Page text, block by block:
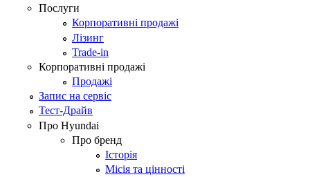
Послуги
Корпоративні продажі
Лізинг
Trade-in
Корпоративні продажі
Продажі
Запис на сервіс
Тест-Драйв
Про Hyundai
Про бренд
Історія
Місія та цінності